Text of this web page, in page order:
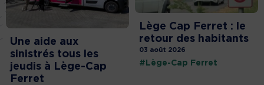
Une aide aux
sinistrés tous les
jeudis à Lège-Cap
Ferret
Lège Cap Ferret : le
retour des habitants
03 août 2026
#Lège-Cap Ferret